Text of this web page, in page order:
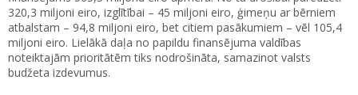
320,3 miljoni eiro, izglītībai – 45 miljoni eiro, ģimeņu ar bērniem
atbalstam – 94,8 miljoni eiro, bet citiem pasākumiem – vēl 105,4
miljoni eiro. Lielākā daļa no papildu finansējuma valdības
noteiktajām prioritātēm tiks nodrošināta, samazinot valsts
budžeta izdevumus.